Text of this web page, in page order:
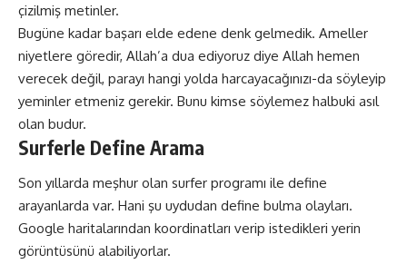
çizilmiş metinler.
Bugüne kadar başarı elde edene denk gelmedik. Ameller
niyetlere göredir, Allah’a dua ediyoruz diye Allah hemen
verecek değil, parayı hangi yolda harcayacağınızı-da söyleyip
yeminler etmeniz gerekir. Bunu kimse söylemez halbuki asıl
olan budur.
Surferle Define Arama
Son yıllarda meşhur olan surfer programı ile define
arayanlarda var. Hani şu uydudan define bulma olayları.
Google haritalarından koordinatları verip istedikleri yerin
görüntüsünü alabiliyorlar.